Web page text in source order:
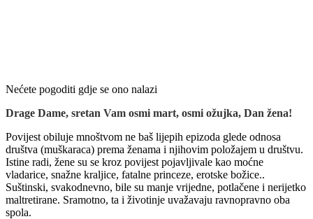
Nećete pogoditi gdje se ono nalazi
Drage Dame, sretan Vam osmi mart, osmi ožujka, Dan žena!
Povijest obiluje mnoštvom ne baš lijepih epizoda glede odnosa
društva (muškaraca) prema ženama i njihovim položajem u društvu.
Istine radi, žene su se kroz povijest pojavljivale kao moćne
vladarice, snažne kraljice, fatalne princeze, erotske božice..
Suštinski, svakodnevno, bile su manje vrijedne, potlačene i nerijetko
maltretirane. Sramotno, ta i životinje uvažavaju ravnopravno oba
spola.